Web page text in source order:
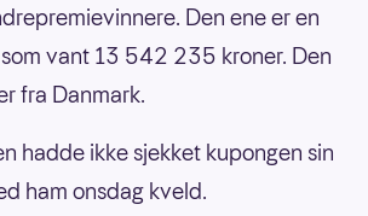
Den ene er en
vant 13 542 235 kroner. Den
fra Danmark.
hadde ikke sjekket kupongen sin
ham onsdag kveld.